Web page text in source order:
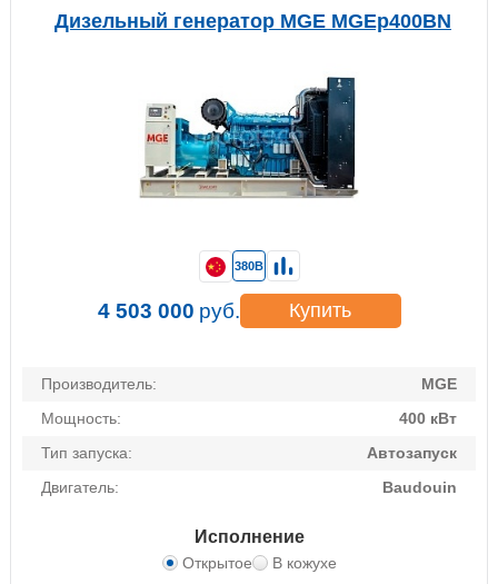
Дизельный генератор MGE MGEp400BN
Производитель:
MGE
Мощность:
400 кВт
Тип запуска:
Автозапуск
Двигатель:
Baudouin
Исполнение
Открытое В кожухе
380В
4 503 000 руб. Купить